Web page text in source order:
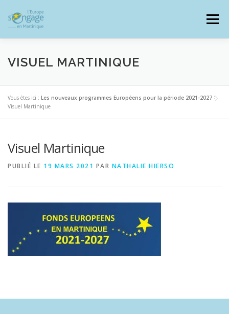
contenu
Menu
PROGRAMMES J’AI UN PROJET
SIGNALER UNE FRAUDE
VISUEL MARTINIQUE
Vous êtes ici : Les nouveaux programmes Européens pour la période 2021-2027 >
Visuel Martinique
Visuel Martinique
PUBLIÉ LE 19 MARS 2021 PAR NATHALIE HIERSO